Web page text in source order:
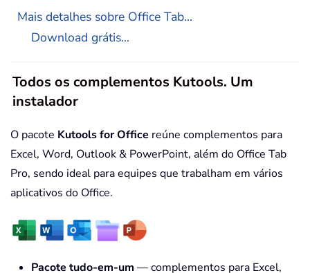
Mais detalhes sobre Office Tab...
Download grátis...
Todos os complementos Kutools. Um
instalador
O pacote Kutools for Office reúne complementos para
Excel, Word, Outlook & PowerPoint, além do Office Tab
Pro, sendo ideal para equipes que trabalham em vários
aplicativos do Office.
Pacote tudo-em-um — complementos para Excel,